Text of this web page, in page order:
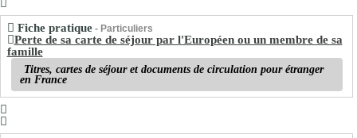
Fiche pratique- Particuliers
Perte de sa carte de séjour par l'Européen ou un membre de sa
famille
Titres, cartes de séjour et documents de circulation pour étranger
en France